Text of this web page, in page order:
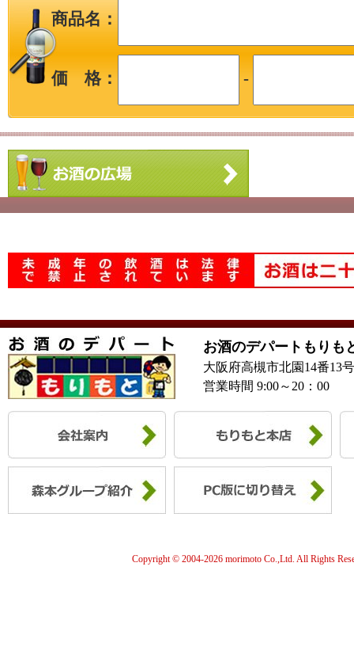
商品名：
価 格： -
お酒のデパートもりも
大阪府高槻市北園14番13
営業時間 9:00～20：00
Copyright © 2004-2026 morimoto Co.,Ltd. All Rights